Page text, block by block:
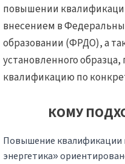
повышении
внесением в
образовании (ФРДО), а
установленного
квалификацию по
КОМУ
Повышение квалификации
энергетика»